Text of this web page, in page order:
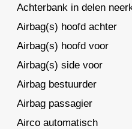
Achterbank in delen
Airbag(s) hoofd achter
Airbag(s) hoofd voor
Airbag(s) side voor
Airbag bestuurder
Airbag passagier
Airco automatisch